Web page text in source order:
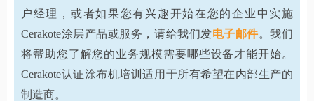
户经理，或者如果您有兴趣开始在您的企业中实施
Cerakote涂层产品或服务，请给我们发电子邮件。我们
将帮助您了解您的业务规模需要哪些设备才能开始。
Cerakote认证涂布机培训适用于所有希望在内部生产的
制造商。